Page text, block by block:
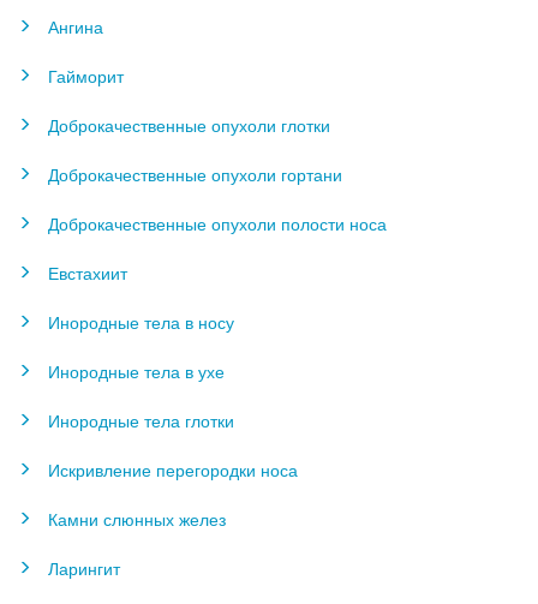
Ангина
Гайморит
Доброкачественные опухоли глотки
Доброкачественные опухоли гортани
Доброкачественные опухоли полости носа
Евстахиит
Инородные тела в носу
Инородные тела в ухе
Инородные тела глотки
Искривление перегородки носа
Камни слюнных желез
Ларингит